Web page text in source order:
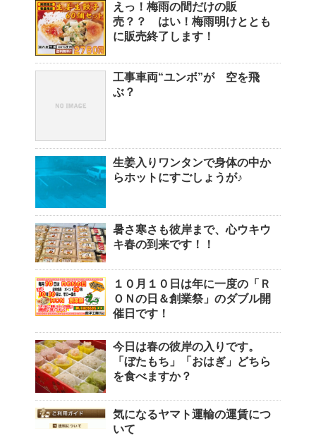
えっ！梅雨の間だけの販
売？？ はい！梅雨明けととも
に販売終了します！
工事車両“ユンボ”が 空を飛
ぶ？
生姜入りワンタンで身体の中か
らホットにすごしょうが♪
暑さ寒さも彼岸まで、心ウキウ
キ春の到来です！！
１０月１０日は年に一度の「Ｒ
ＯＮの日＆創業祭」のダブル開
催日です！
今日は春の彼岸の入りです。
「ぼたもち」「おはぎ」どちら
を食べますか？
気になるヤマト運輸の運賃につ
いて